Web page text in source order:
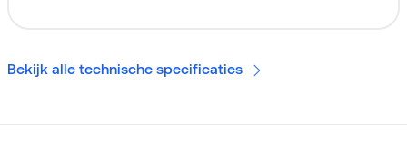
Bekijk alle technische specificaties